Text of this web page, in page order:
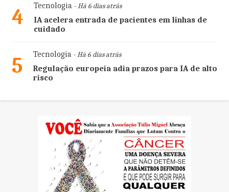
4 Tecnologia- Há 6 dias atrás
IA acelera entrada de pacientes em linhas de
cuidado
5 Tecnologia- Há 6 dias atrás
Regulação europeia adia prazos para IA de alto
risco